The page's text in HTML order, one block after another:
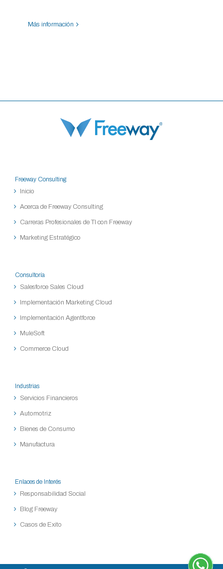
Más información
Freeway Consulting
Inicio
Acerca de Freeway Consulting
Carreras Profesionales de TI con Freeway
Marketing Estratégico
Consultoría
Salesforce Sales Cloud
Implementación Marketing Cloud
Implementación Agentforce
MuleSoft
Commerce Cloud
Industrias
Servicios Financieros
Automotriz
Bienes de Consumo
Manufactura
Enlaces de Interés
Responsabilidad Social
Blog Freeway
Casos de Exito